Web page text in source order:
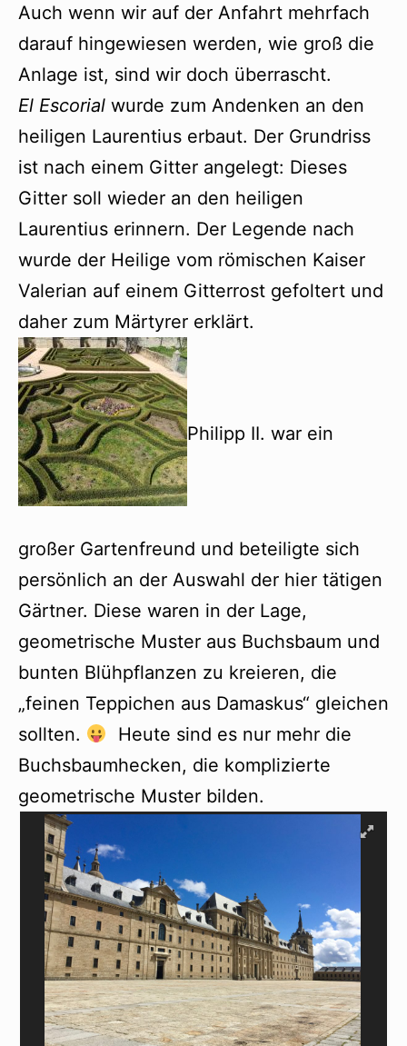
Auch wenn wir auf der Anfahrt mehrfach
darauf hingewiesen werden, wie groß die
Anlage ist, sind wir doch überrascht.
El Escorial wurde zum Andenken an den
heiligen Laurentius erbaut. Der Grundriss
ist nach einem Gitter angelegt: Dieses
Gitter soll wieder an den heiligen
Laurentius erinnern. Der Legende nach
wurde der Heilige vom römischen Kaiser
Valerian auf einem Gitterrost gefoltert und
daher zum Märtyrer erklärt.
Philipp II. war ein
großer Gartenfreund und beteiligte sich
persönlich an der Auswahl der hier tätigen
Gärtner. Diese waren in der Lage,
geometrische Muster aus Buchsbaum und
bunten Blühpflanzen zu kreieren, die
„feinen Teppichen aus Damaskus“ gleichen
sollten.
Heute sind es nur mehr die
Buchsbaumhecken, die komplizierte
geometrische Muster bilden.